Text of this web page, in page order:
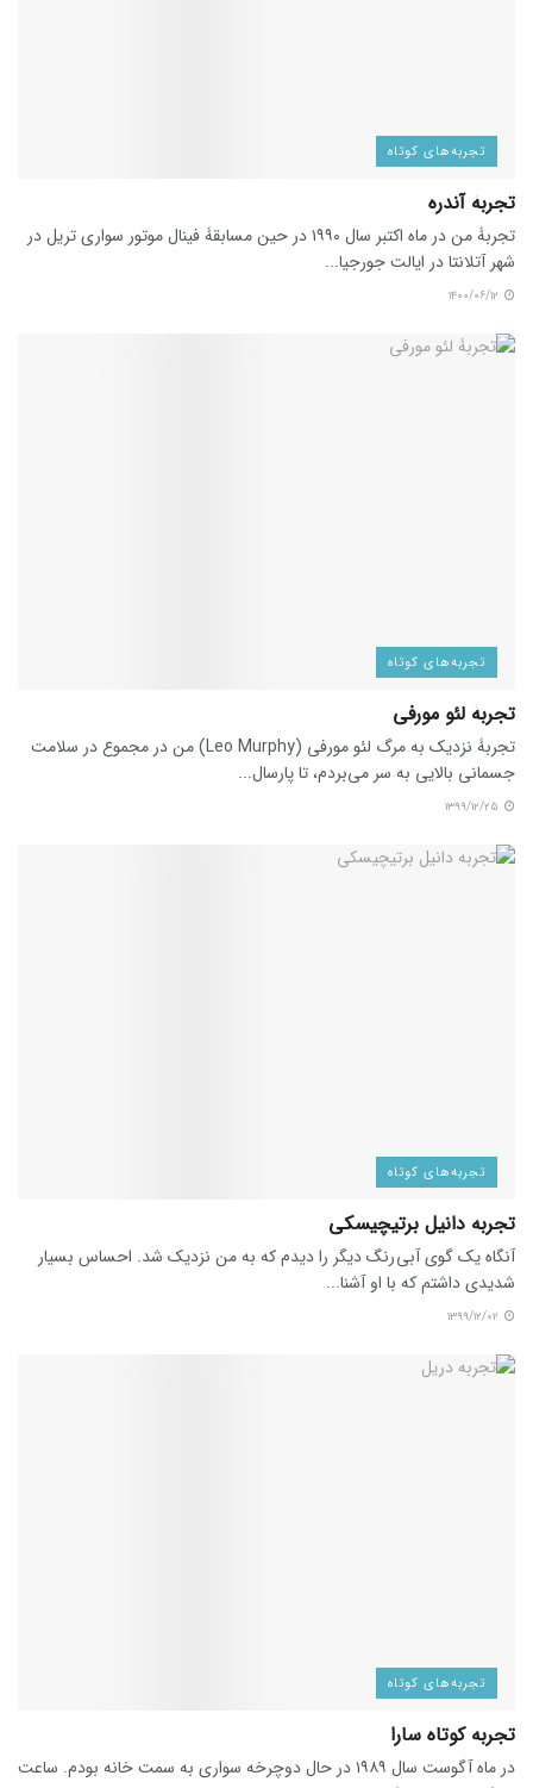
تجربه‌های کوتاه
تجربۀ آندره
تجربۀ من در ماه اکتبر سال ۱۹۹۰ در حین مسابقۀ فینال موتور سواری تریل در
شهر آتلانتا در ایالت جورجیا...
تجربه‌های کوتاه
تجربۀ لئو مورفی
تجربۀ نزدیک به مرگ لئو مورفی (Leo Murphy) من در مجموع در سلامت
جسمانی بالایی به سر می‌بردم، تا پارسال...
تجربه‌های کوتاه
تجربه دانیل برتیچیسکی
آنگاه یک گوی آبی رنگ دیگر را دیدم که به من نزدیک شد. احساس بسیار
شدیدی داشتم که با او آشنا...
تجربه‌های کوتاه
تجربه کوتاه سارا
در ماه آگوست سال ۱۹۸۹ در حال دوچرخه سواری به سمت خانه بودم. ساعت